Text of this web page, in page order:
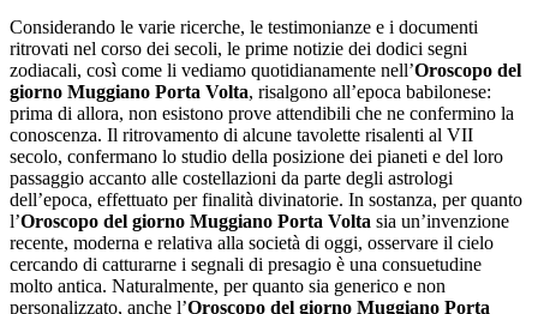
Considerando le varie ricerche, le testimonianze e i documenti
ritrovati nel corso dei secoli, le prime notizie dei dodici segni
zodiacali, così come li vediamo quotidianamente nell’Oroscopo del
giorno Muggiano Porta Volta, risalgono all’epoca babilonese:
prima di allora, non esistono prove attendibili che ne confermino la
conoscenza. Il ritrovamento di alcune tavolette risalenti al VII
secolo, confermano lo studio della posizione dei pianeti e del loro
passaggio accanto alle costellazioni da parte degli astrologi
dell’epoca, effettuato per finalità divinatorie. In sostanza, per quanto
l’Oroscopo del giorno Muggiano Porta Volta sia un’invenzione
recente, moderna e relativa alla società di oggi, osservare il cielo
cercando di catturarne i segnali di presagio è una consuetudine
molto antica. Naturalmente, per quanto sia generico e non
personalizzato, anche l’Oroscopo del giorno Muggiano Porta